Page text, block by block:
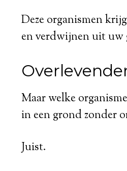
Deze organismen
en verdwijnen uit uw
Maar welke
in een grond zonder
Juist.